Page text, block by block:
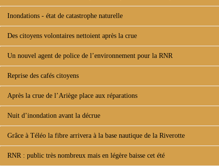
Inondations - état de catastrophe naturelle
Des citoyens volontaires nettoient après la crue
Un nouvel agent de police de l’environnement pour la RNR
Reprise des cafés citoyens
Après la crue de l’Ariège place aux réparations
Nuit d’inondation avant la décrue
Grâce à Téléo la fibre arrivera à la base nautique de la Riverotte
RNR : public très nombreux mais en légère baisse cet été